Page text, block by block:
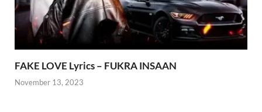
FAKE LOVE Lyrics – FUKRA INSAAN
November 13, 2023